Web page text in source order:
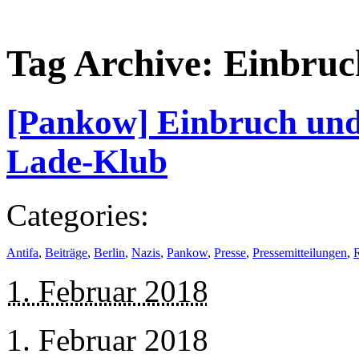
Tag Archive:
[Pankow] Einbruch
Lade-Klub
Categories:
Antifa, Beiträge, Berlin, Nazis, Pankow, Presse, Pressemitteilungen,
1. Februar 2018
1. Februar 2018